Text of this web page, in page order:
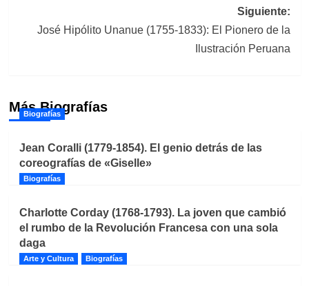
Siguiente:
José Hipólito Unanue (1755-1833): El Pionero de la
Ilustración Peruana
Más Biografías
Biografías
Jean Coralli (1779-1854). El genio detrás de las
coreografías de «Giselle»
Biografías
Charlotte Corday (1768-1793). La joven que cambió
el rumbo de la Revolución Francesa con una sola
daga
Arte y Cultura Biografías